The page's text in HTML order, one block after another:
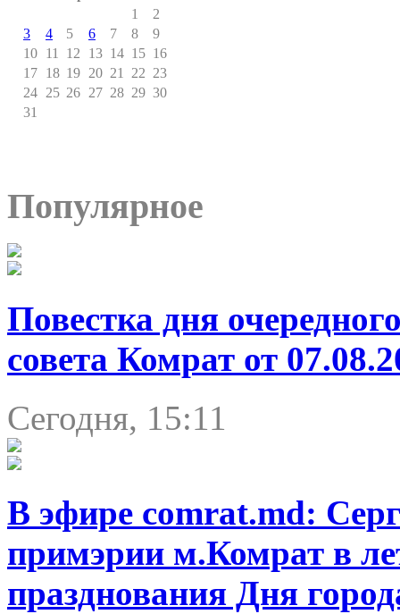
1
2
3
4 5 6 7 8
9
10 11 12 13 14 15 16
17 18 19 20 21 22 23
24 25 26 27 28 29 30
31
Популярное
Повестка дня
совета Комрат от
Сегодня, 15:11
В эфире comrat.md:
примэрии м.Комрат в
празднования Дня